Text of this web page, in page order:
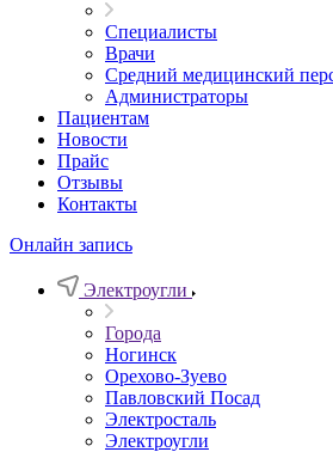
Специалисты
Врачи
Средний медицинский
Администраторы
Пациентам
Новости
Прайс
Отзывы
Контакты
Онлайн запись
Электроугли
Города
Ногинск
Орехово-Зуево
Павловский Посад
Электросталь
Электроугли